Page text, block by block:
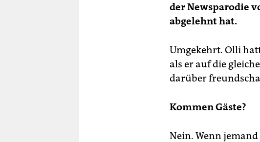
der Newsparodie
abgelehnt hat.
Umgekehrt. Olli
als er auf die
darüber
Kommen Gäste?
Nein. Wenn